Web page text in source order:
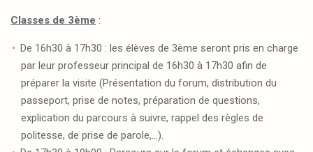
Classes de 3ème :
De 16h30 à 17h30 : les élèves de 3ème seront pris en charge
par leur professeur principal de 16h30 à 17h30 afin de
préparer la visite (Présentation du forum, distribution du
passeport, prise de notes, préparation de questions,
explication du parcours à suivre, rappel des règles de
politesse, de prise de parole,...).